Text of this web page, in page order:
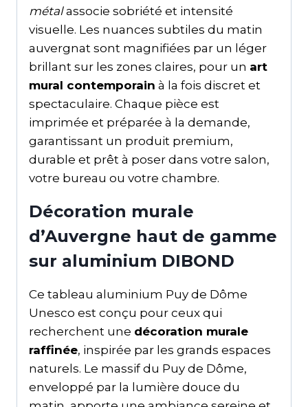
métalassocie sobriété et intensité
visuelle. Les nuances subtiles du matin
auvergnat sont magnifiées par un léger
brillant sur les zones claires, pour un art
mural contemporain à la fois discret et
spectaculaire. Chaque pièce est
imprimée et préparée à la demande,
garantissant un produit premium,
durable et prêt à poser dans votre salon,
votre bureau ou votre chambre.
Décoration murale
d’Auvergne haut de gamme
sur aluminium DIBOND
Ce tableau aluminium Puy de Dôme
Unesco est conçu pour ceux qui
recherchent une décoration murale
raffinée, inspirée par les grands espaces
naturels. Le massif du Puy de Dôme,
enveloppé par la lumière douce du